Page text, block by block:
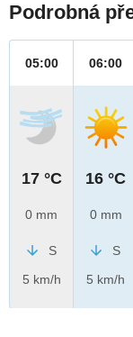
Podrobná
05:00
17 °C
0 mm
S
5 km/h
06:00
16 °C
0 mm
S
5 km/h